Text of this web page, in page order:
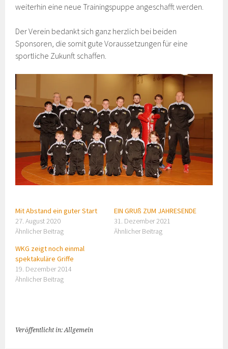
weiterhin eine neue Trainingspuppe angeschafft werden.
Der Verein bedankt sich ganz herzlich bei beiden
Sponsoren, die somit gute Voraussetzungen für eine
sportliche Zukunft schaffen.
Mit Abstand ein guter Start
27. August 2020
Ähnlicher Beitrag
EIN GRUß ZUM JAHRESENDE
31. Dezember 2021
Ähnlicher Beitrag
WKG zeigt noch einmal
spektakuläre Griffe
19. Dezember 2014
Ähnlicher Beitrag
Veröffentlicht in: Allgemein